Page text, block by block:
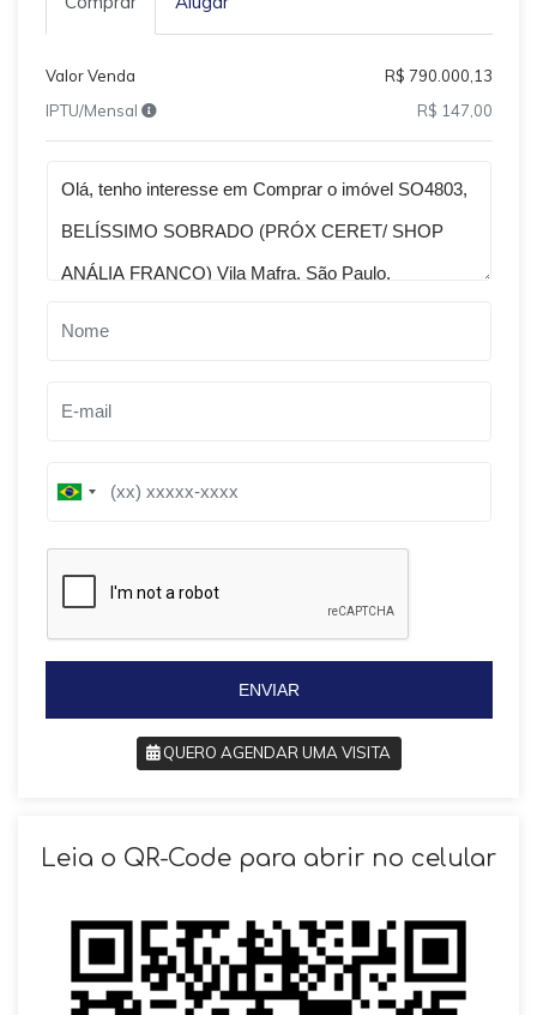
Valor Venda
R$ 790.000,13
IPTU/Mensal
R$ 147,00
B
i
5
5
ENVIAR
QUERO AGENDAR UMA VISITA
Leia o QR-Code para abrir no celular